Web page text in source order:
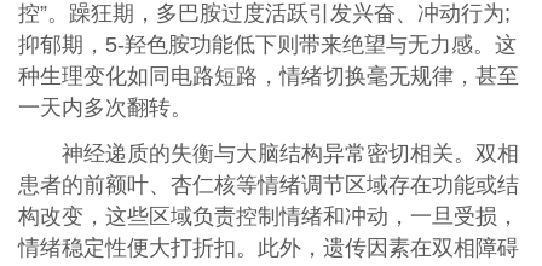
控”。躁狂期，多巴胺过度活跃引发兴奋、冲动行为;
抑郁期，5-羟色胺功能低下则带来绝望与无力感。这
种生理变化如同电路短路，情绪切换毫无规律，甚至
一天内多次翻转。
神经递质的失衡与大脑结构异常密切相关。双相
患者的前额叶、杏仁核等情绪调节区域存在功能或结
构改变，这些区域负责控制情绪和冲动，一旦受损，
情绪稳定性便大打折扣。此外，遗传因素在双相障碍